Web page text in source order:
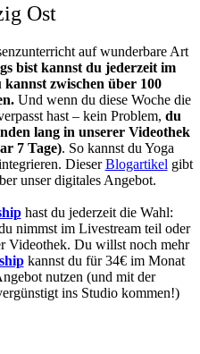
Ost
auf wunderbare Art
bist kannst du jederzeit im
kannst zwischen über 100
Und wenn du diese Woche die
hast – kein Problem, du
lang in unserer Videothek
7 Tage). So kannst du Yoga
DieserBlogartikel gibt
unser digitales Angebot.
hast du jederzeit die Wahl:
nimmst im Livestream teil oder
Videothek. Du willst noch mehr
kannst du für 34€ im Monat
nutzen (und mit der
ins Studio kommen!)